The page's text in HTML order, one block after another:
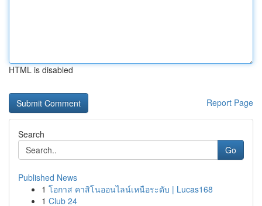
HTML is disabled
Report Page
Search
Go
Published News
1 โอกาส คาสิโนออนไลน์เหนือระดับ | Lucas168
1 Club 24